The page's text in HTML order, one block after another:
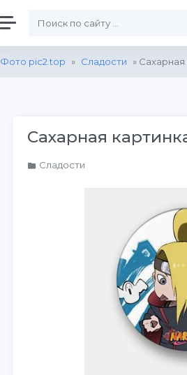
Фото pic2.top » Сладости »
Сахарная
Сладости